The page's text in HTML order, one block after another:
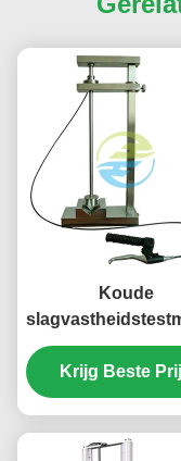
Koude
voor
accessoires en
IEC 60884
bij lage
Krijg Beste